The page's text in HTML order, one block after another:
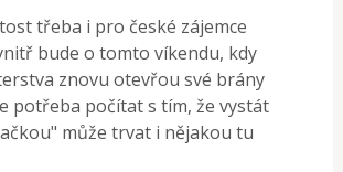
třeba i pro české zájemce
bude o tomto víkendu, kdy
znovu otevřou své brány
potřeba počítat s tím, že vystát
může trvat i nějakou tu